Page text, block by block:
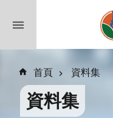
首頁 資料集
資料集